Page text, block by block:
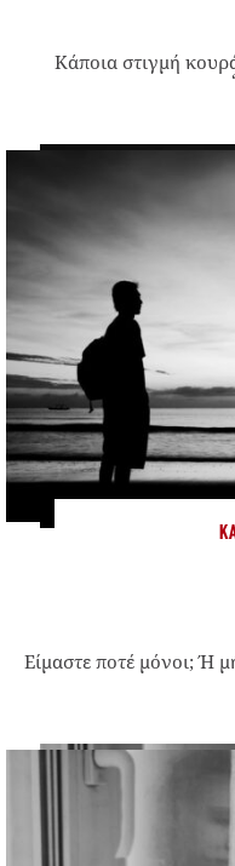
Κάποια στιγμή
Είμαστε ποτέ μόνοι; Ή